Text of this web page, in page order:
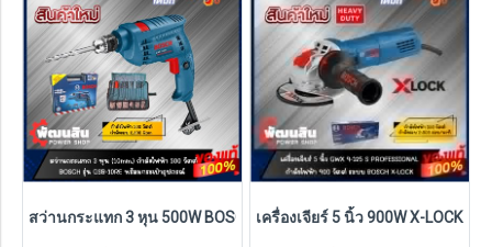
สว่านกระแทก 3 หุน 500W BOSCH รุ่น GSB 10 RE พร้อมอุปกรณ์ (รับป
เครื่องเจียร์ 5 นิ้ว 900W X-LOCK